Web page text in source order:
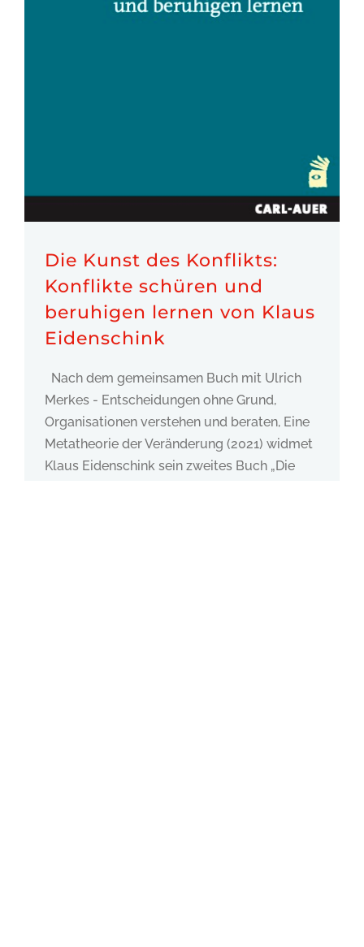
Die Kunst des Konflikts:
Konflikte schüren und
beruhigen lernen von Klaus
Eidenschink
Nach dem gemeinsamen Buch mit Ulrich
Merkes - Entscheidungen ohne Grund,
Organisationen verstehen und beraten, Eine
Metatheorie der Veränderung (2021) widmet
Klaus Eidenschink sein zweites Buch „Die